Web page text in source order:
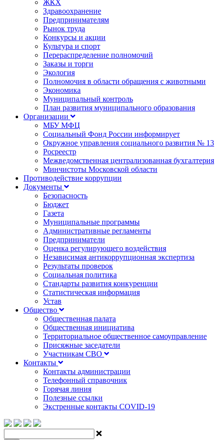
ЖКХ
Здравоохранение
Предпринимателям
Рынок труда
Конкурсы и акции
Культура и спорт
Перераспределение полномочий
Заказы и торги
Экология
Полномочия в области обращения с животными
Экономика
Муниципальный контроль
План развития муниципального образования
Организации
МБУ МФЦ
Социальный Фонд России информирует
Окружное управления социального развития № 13
Росреестр
Межведомственная централизованная бухгалтерия
Минчистоты Московской области
Противодействие коррупции
Документы
Безопасность
Бюджет
Газета
Муниципальные программы
Административные регламенты
Предприниматели
Оценка регулирующего воздействия
Независимая антикоррупционная экспертиза
Результаты проверок
Социальная политика
Стандарты развития конкуренции
Статистическая информация
Устав
Общество
Общественная палата
Общественная инициатива
Территориальное общественное самоуправление
Присяжные заседатели
Участникам СВО
Контакты
Контакты администрации
Телефонный справочник
Горячая линия
Полезные ссылки
Экстренные контакты COVID-19